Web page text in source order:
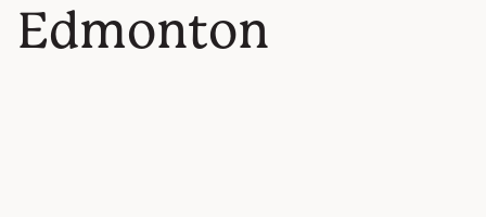
Edmonton